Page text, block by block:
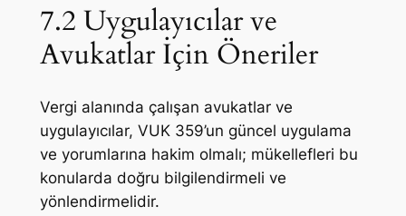
7.2 Uygulayıcılar ve
Avukatlar İçin Öneriler
Vergi alanında çalışan avukatlar ve
uygulayıcılar, VUK 359’un güncel uygulama
ve yorumlarına hakim olmalı; mükellefleri bu
konularda doğru bilgilendirmeli ve
yönlendirmelidir.